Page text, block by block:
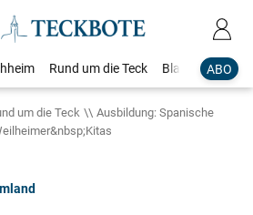
ABO
Rund um die Teck Blaulicht
um die Teck
Ausbildung: Spanische